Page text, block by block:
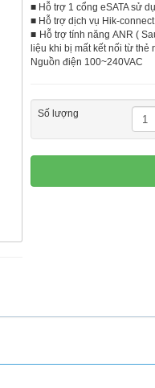
■ Hỗ trợ 1 cổng eSATA sử
■ Hỗ trợ dịch vụ Hik-
■ Hỗ trợ tính năng ANR (
liệu khi bị mất kết nối từ
Nguồn điện 100~240VAC
Số lượng